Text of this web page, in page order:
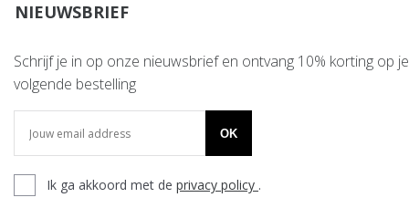
NIEUWSBRIEF
Schrijf je in op onze nieuwsbrief en ontvang 10% korting op je
volgende bestelling
OK
Ik ga akkoord met de privacy policy .